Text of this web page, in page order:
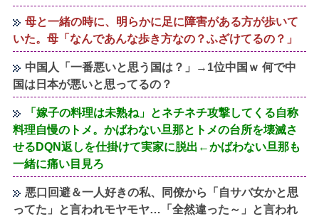
母と一緒の時に、明らかに足に障害がある方が歩いて
いた。母「なんであんな歩き方なの？ふざけてるの？」
中国人「一番悪いと思う国は？」→1位中国ｗ 何で中
国は日本が悪いと思ってるの？
「嫁子の料理は未熟ね」とネチネチ攻撃してくる自称
料理自慢のトメ。かばわない旦那とトメの台所を壊滅さ
せるDQN返しを仕掛けて実家に脱出←かばわない旦那も
一緒に痛い目見ろ
悪口回避＆一人好きの私、同僚から「自サバ女かと思
ってた」と言われモヤモヤ…「全然違った～」と言われ